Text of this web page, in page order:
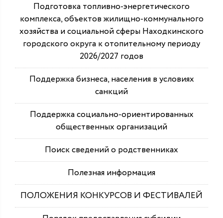
Подготовка топливно-энергетического
комплекса, объектов жилищно-коммунального
хозяйства и социальной сферы Находкинского
городского округа к отопительному периоду
2026/2027 годов
Поддержка бизнеса, населения в условиях
санкций
Поддержка социально-ориентированных
общественных организаций
Поиск сведений о родственниках
Полезная информация
ПОЛОЖЕНИЯ КОНКУРСОВ И ФЕСТИВАЛЕЙ